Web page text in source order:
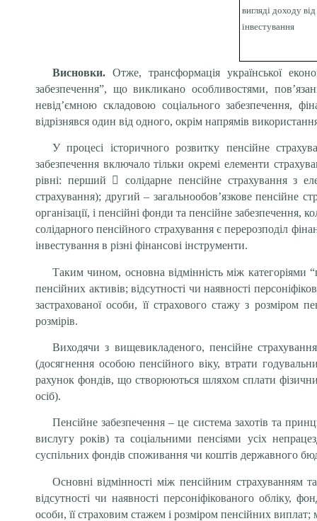
вигляді доходу від
інвестування
Висновки. Отже, трансформація української
забезпечення”, що викликано особливостями,
невід’ємною складовою соціального забезпечення,
відрізнявся один від одного, окрім напрямів
У процесі історичного розвитку пенсійне
забезпечення включало тільки окремі елементи
рівні: перший 
солідарне пенсійне страхування з
страхування); другий – загальнообов’язкове пенсійне
організації, і пенсійні фонди та пенсійне
солідарного пенсійного страхування є перерозподіл
інвестування в різні фінансові інструменти.
Таким чином, основна відмінність між категоріями
пенсійних активів; відсутності чи наявності
застрахованої особи, її страхового стажу з
розмірів.
Виходячи з вищевикладеного, пенсійне
(досягнення особою пенсійного віку, втрати
рахунок фондів, що створюються шляхом сплати
осіб).
Пенсійне забезпечення – це система захотів та
вислугу років) та соціальними пенсіями усіх
суспільних фондів споживання чи коштів державного
Основні відмінності між пенсійним страхуванням
відсутності чи наявності персоніфікованого обліку,
особи, її страховим стажем і розміром пенсійних